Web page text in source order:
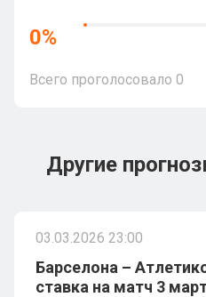
0%
Всего проголосовало 0
Другие
03.03.2026 23:00
Барселона –
ставка на матч 3